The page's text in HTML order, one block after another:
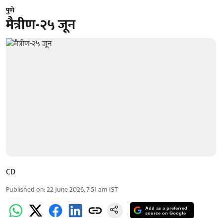
पुणे
मैत्रीण-२५ जून
CD
Published on:22 June 2026, 7:51 am IST
Add as a preferred
source on Google